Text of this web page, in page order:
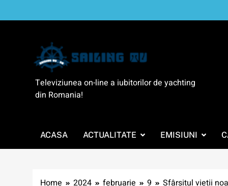
to
SailingTV
Televiziunea on-line a iubitorilor de yachting
din Romania!
ACASA ACTUALITATE EMISIUNI
Home 2024 februarie 9 Sfârșitul vieții